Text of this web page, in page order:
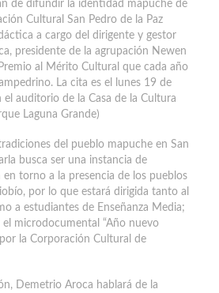
de difundir la identidad mapuche de
Cultural San Pedro de la Paz
a cargo del dirigente y gestor
presidente de la agrupación Newen
al Mérito Cultural que cada año
La cita es el lunes 19 de
el auditorio de la Casa de la Cultura
Laguna Grande)
del pueblo mapuche en San
busca ser una instancia de
torno a la presencia de los pueblos
por lo que estará dirigida tanto al
a estudiantes de Enseñanza Media;
el microdocumental “Año nuevo
la Corporación Cultural de
Demetrio Aroca hablará de la